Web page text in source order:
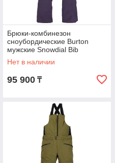
Брюки-комбинезон
сноубордические Burton
мужские Snowdial Bib
Нет в наличии
95 900 ₸